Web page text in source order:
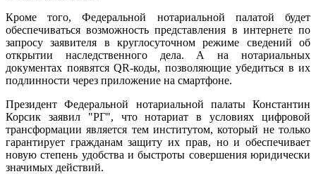
Кроме того, Федеральной нотариальной палатой будет
обеспечиваться возможность представления в интернете по
запросу заявителя в круглосуточном режиме сведений об
открытии наследственного дела. А на нотариальных
документах появятся QR-коды, позволяющие убедиться в их
подлинности через приложение на смартфоне.
Президент Федеральной нотариальной палаты Константин
Корсик заявил "РГ", что нотариат в условиях цифровой
трансформации является тем институтом, который не только
гарантирует гражданам защиту их прав, но и обеспечивает
новую степень удобства и быстроты совершения юридически
значимых действий.